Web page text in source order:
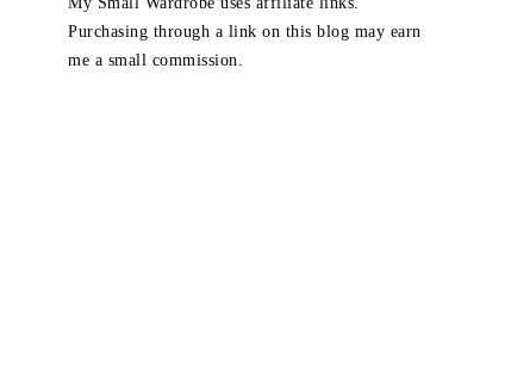
Purchasing through a link on this blog may earn
me a small commission.